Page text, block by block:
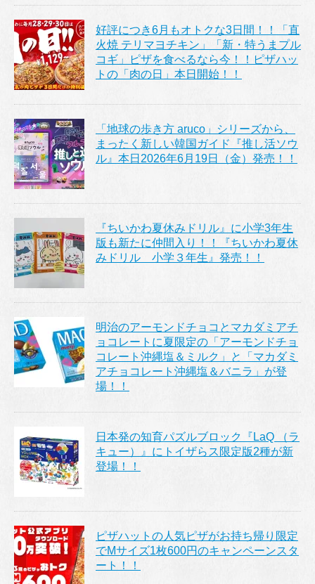
好評につき6月もオトクな3日間！！「直
火焼 テリマヨチキン」「新・特うまプル
コギ」ピザを食べるなら今！！ピザハッ
トの「肉の日」本日開始！！
「地球の歩き方 aruco」シリーズから、
まったく新しい韓国ガイド『推し活ソウ
ル』本日2026年6月19日（金）発売！！
『ちいかわ夏休みドリル』に小学3年生
版も新たに仲間入り！！『ちいかわ夏休
みドリル 小学３年生』発売！！
明治のアーモンドチョコとマカダミアチ
ョコレートに夏限定の「アーモンドチョ
コレート沖縄塩＆ミルク」と「マカダミ
アチョコレート沖縄塩＆バニラ」が登
場！！
日本発の知育パズルブロック『LaQ （ラ
キュー）』にトイザらス限定版2種が新
登場！！
ピザハットの人気ピザがお持ち帰り限定
でMサイズ1枚600円のキャンペーンスタ
ート！！